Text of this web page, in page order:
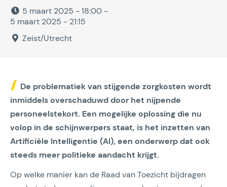
5 maart 2025 - 18:00 -
5 maart 2025 - 21:15
Zeist/Utrecht
De problematiek van stijgende zorgkosten wordt
inmiddels overschaduwd door het nijpende
personeelstekort. Een mogelijke oplossing die nu
volop in de schijnwerpers staat, is het inzetten van
Artificiële Intelligentie (AI), een onderwerp dat ook
steeds meer politieke aandacht krijgt.
Op welke manier kan de Raad van Toezicht bijdragen